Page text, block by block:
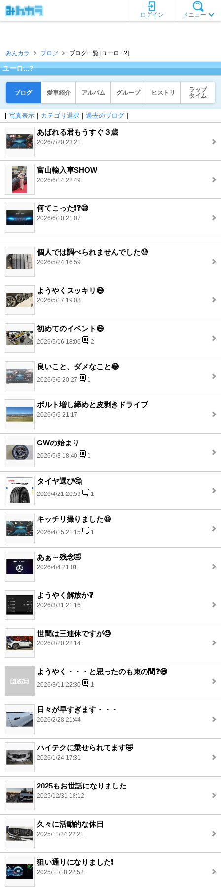
メニュー
ログイン
みんカラ ブログ ブログ一覧 [ユーロ...?]
ユーロ...?
ブログ 愛車紹介 アルバム グループ ヒストリ
ラップ
タイム
[ 写真表示 ｜ カテゴリ選択 ｜ 過去のブログ ]
あばれる君もうすぐ３歳
2026/7/20 23:21
富山輸入車SHOW
2026/6/14 22:49
何てこった❗️❓️😅
2026/6/10 21:07
個人では調べられませんでした😓
2026/5/24 16:59
ようやくスッキリ😅
2026/5/17 19:08
初めてのイベント😄
2026/5/16 18:06 2
良いこと、ダメなこと😂
2026/5/6 20:27 1
ボルト増し締めと皮剥きドライブ
2026/5/5 21:17
GWの始まり
2026/5/3 18:40 1
タイヤ選び🤔
2026/4/21 20:59 1
キッチリ撮りました😆
2026/4/15 21:15 1
あぁ～残念🤣
2026/4/4 21:01
ようやく解放か❓️
2026/3/31 21:16
世間は三連休ですが😓
2026/3/20 22:14
ようやく・・・と思ったのも束の間❓️😅
2026/3/11 22:30 1
日々が早すぎます・・・
2026/2/28 21:44
ハイテクに乗せられてます🤣
2026/1/24 17:31
2025もお世話になりました
2025/12/31 18:12
久々に活動的な休日
2025/11/24 22:21
狙い通りになりました❗️
2025/11/18 22:52